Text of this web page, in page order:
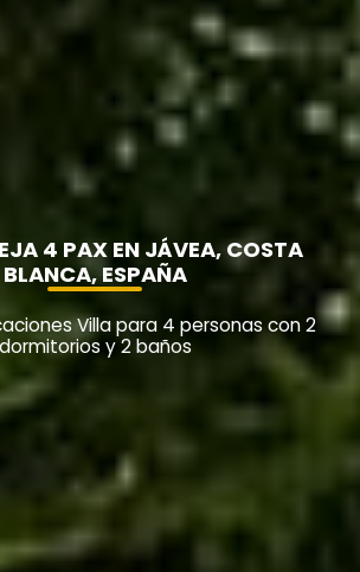
4 PAX EN JÁVEA, COSTA
BLANCA, ESPAÑA
Villa para 4 personas con 2
dormitorios y 2 baños